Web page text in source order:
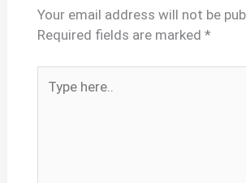
Your email address will not be
Required fields are marked *
here..